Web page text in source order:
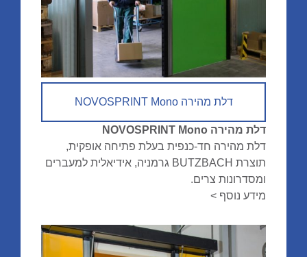
דלת מהירה NOVOSPRINT Mono
דלת מהירה NOVOSPRINT Mono
דלת מהירה חד-כנפית בעלת פתיחה אופקית,
תוצרת BUTZBACH גרמניה, אידיאלית למעברים
ומסדרונות צרים.
מידע נוסף >